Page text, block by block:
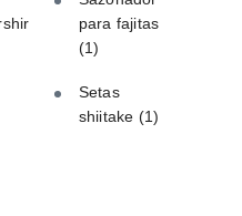
para fajitas
(1)
Setas
shiitake (1)